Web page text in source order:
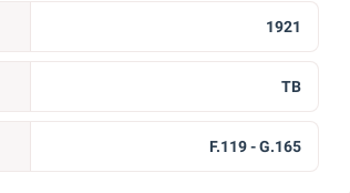
1921
TB
F.119 - G.165